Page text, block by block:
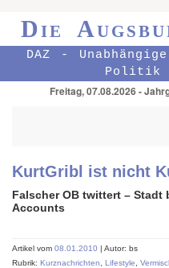
Die
DAZ -
Politik
Freitag, 07.08.2026 -
KurtGribl ist nicht
Falscher OB twittert –
Accounts
Artikel vom 08.01.2010 | Autor: bs
Rubrik: Kurznachrichten Lifestyle